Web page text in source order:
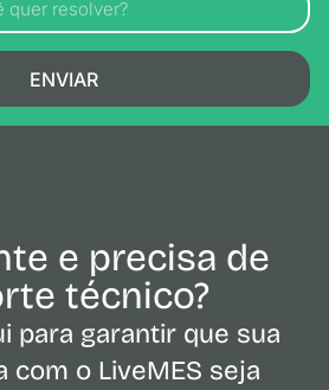
ENVIAR
e precisa de
técnico?
para garantir que sua
com o LiveMES seja